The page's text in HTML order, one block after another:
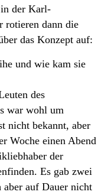
der Karl-
rotieren dann die
das Konzept auf:
und wie kam sie
des
war wohl um
nicht bekannt, aber
Woche einen Abend
der
Es gab zwei
aber auf Dauer nicht